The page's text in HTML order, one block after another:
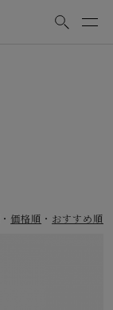
価格順 おすすめ順